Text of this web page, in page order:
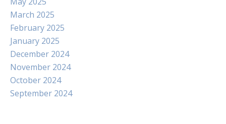
March 2025
February 2025
January 2025
December 2024
November 2024
October 2024
September 2024